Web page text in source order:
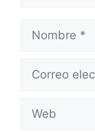
Nombre
Correo
Web